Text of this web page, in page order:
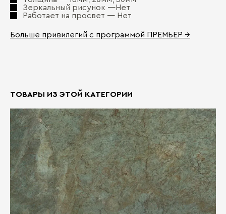
Зеркальный рисунок —Нет
Работает на просвет — Нет
Больше привилегий с программой ПРЕМЬЕР →
ТОВАРЫ ИЗ ЭТОЙ КАТЕГОРИИ